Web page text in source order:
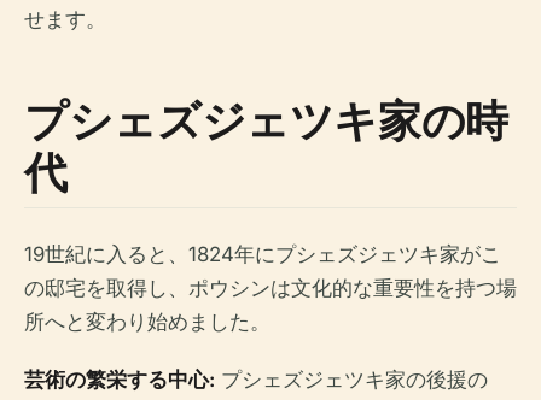
せます。
プシェズジェツキ家の時
代
19世紀に入ると、1824年にプシェズジェツキ家がこ
の邸宅を取得し、ポウシンは文化的な重要性を持つ場
所へと変わり始めました。
芸術の繁栄する中心: プシェズジェツキ家の後援の